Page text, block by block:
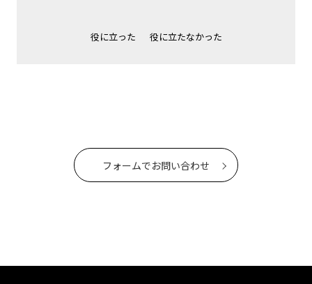
役に立った 役に立たなかった
フォームでお問い合わせ